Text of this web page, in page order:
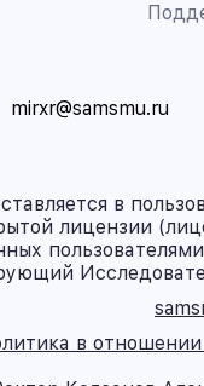
mirxr@samsmu.ru
в
лицензии
в